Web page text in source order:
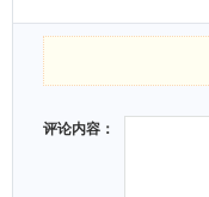
评论内容：